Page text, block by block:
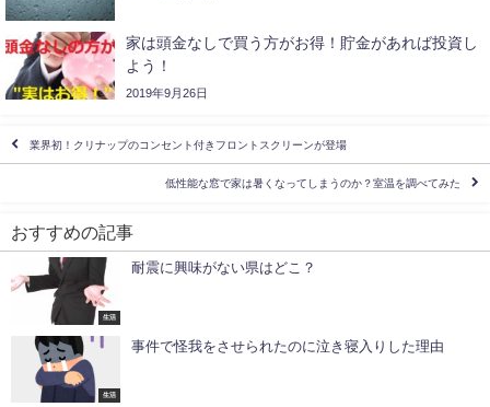
家は頭金なしで買う方がお得！貯金があれば投資し
よう！
2019年9月26日
業界初！クリナップのコンセント付きフロントスクリーンが登場
低性能な窓で家は暑くなってしまうのか？室温を調べてみた
おすすめの記事
生活
耐震に興味がない県はどこ？
生活
事件で怪我をさせられたのに泣き寝入りした理由